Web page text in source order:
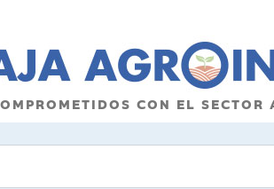
CON EL SECTOR